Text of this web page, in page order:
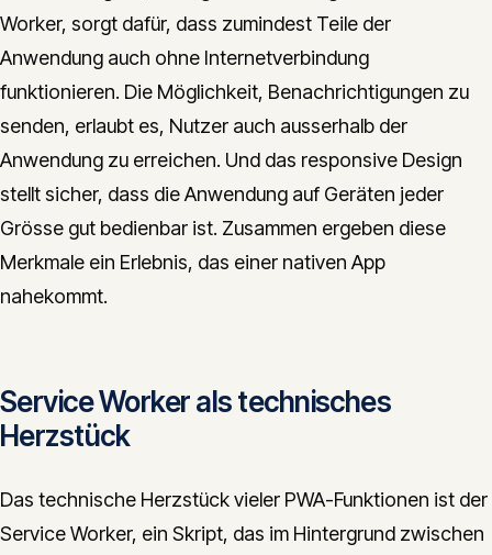
Worker, sorgt dafür, dass zumindest Teile der
Anwendung auch ohne Internetverbindung
funktionieren. Die Möglichkeit, Benachrichtigungen zu
senden, erlaubt es, Nutzer auch ausserhalb der
Anwendung zu erreichen. Und das responsive Design
stellt sicher, dass die Anwendung auf Geräten jeder
Grösse gut bedienbar ist. Zusammen ergeben diese
Merkmale ein Erlebnis, das einer nativen App
nahekommt.
Service Worker als technisches
Herzstück
Das technische Herzstück vieler PWA-Funktionen ist der
Service Worker, ein Skript, das im Hintergrund zwischen